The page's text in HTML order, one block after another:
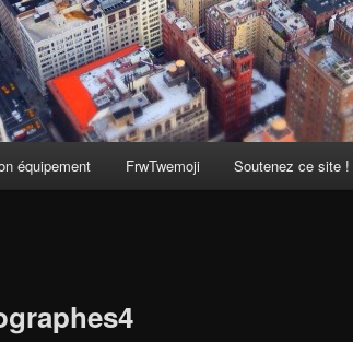
équipement FrwTwemoji Soutenez ce site !